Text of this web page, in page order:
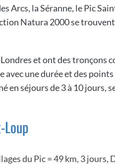
Arcs, la Séranne, le Pic
Natura 2000 se trouvent
et ont des tronçons
une durée et des
en séjours de 3 à 10 jours,
Loup
du Pic = 49 km, 3 jours,